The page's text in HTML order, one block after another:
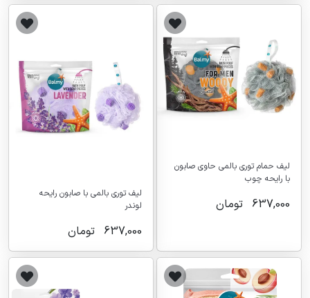
لیف حمام توری بالمی حاوی صابون
با رایحه چوب
637,000 تومان
لیف توری بالمی با صابون رایحه
لوندر
637,000 تومان